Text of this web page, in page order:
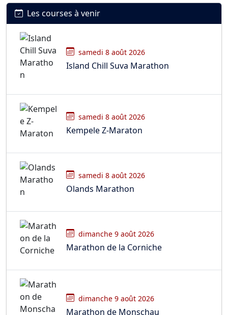
Les courses à venir
samedi 8 août 2026
Island Chill Suva Marathon
samedi 8 août 2026
Kempele Z-Maraton
samedi 8 août 2026
Olands Marathon
dimanche 9 août 2026
Marathon de la Corniche
dimanche 9 août 2026
Marathon de Monschau